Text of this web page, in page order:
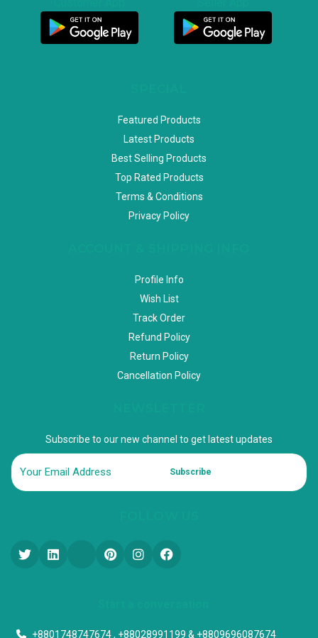
Featured Products
Latest Products
Best Selling Products
Top Rated Products
Terms & Conditions
Privacy Policy
Profile Info
Wish List
Track Order
Refund Policy
Return Policy
Cancellation Policy
Subscribe to our new channel to get latest updates
Subscribe
+8801748747674 , +88028991199 & +8809696087674